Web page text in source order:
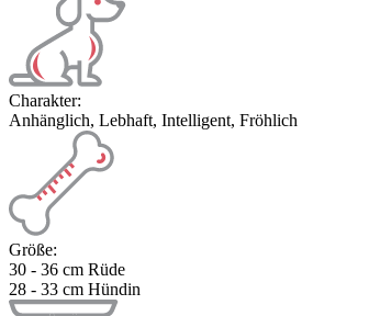
Charakter:
Anhänglich, Lebhaft, Intelligent, Fröhlich
Größe:
30 - 36 cm Rüde
28 - 33 cm Hündin